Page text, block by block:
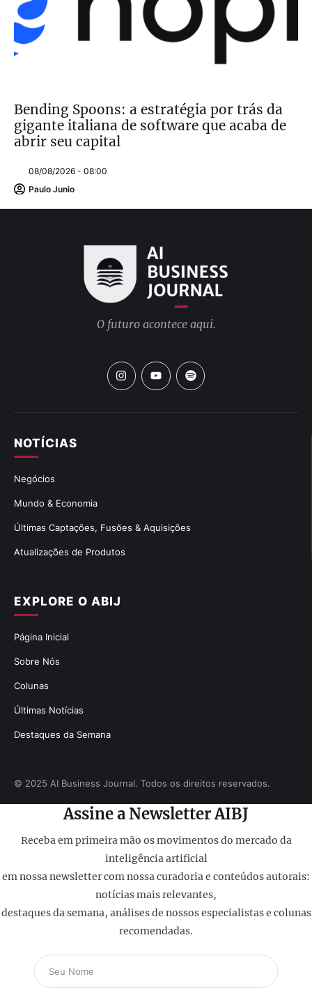
Bending Spoons: a estratégia por trás da
gigante italiana de software que acaba de
abrir seu capital
08/08/2026 - 08:00
Paulo Junio
EXPLORE O ABIJ
Página Inicial
Sobre Nós
Colunas
Últimas Notícias
Destaques da Semana
NOTÍCIAS
Negócios
Mundo & Economia
Últimas Captações, Fusões & Aquisições
Atualizações de Produtos
O futuro acontece aqui.
© 2025 AI Business Journal. Todos os direitos reservados.
Assine a Newsletter AIBJ
Receba em primeira mão os movimentos do mercado da
inteligência artificial
em nossa newsletter com nossa curadoria e conteúdos autorais:
notícias mais relevantes,
destaques da semana, análises de nossos especialistas e colunas
recomendadas.